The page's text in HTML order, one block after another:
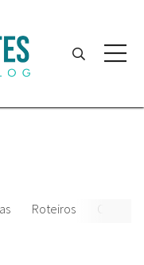
Roteiros Chile